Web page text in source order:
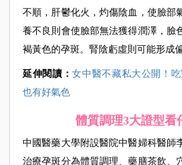
不順，肝鬱化火，灼傷陰血，使臉部
養不良則會使臉部無法獲得潤澤，臉
褐黃色的孕斑。腎陰虧虛則可能形成
延伸閱讀：女中醫不藏私大公開！
也有好氣色
體質調理3大證型看
中國醫藥大學附設醫院中醫婦科醫師
治療孕斑分為體質調理、藥膳茶飲、